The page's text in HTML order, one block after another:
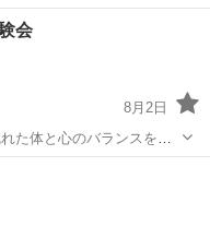
けの世界にひたれる小さな
ョップ
会
8月2日
た体と心のバランスを整
導きます。 脳科学と東洋